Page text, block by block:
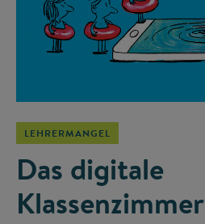
LEHRERMANGEL
Das digitale
Klassenzimmer